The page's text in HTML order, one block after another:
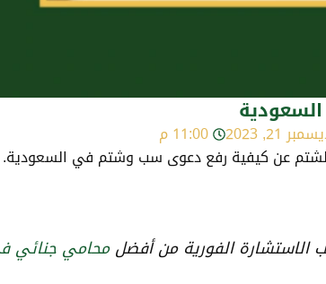
21, 2023
11:00 م
عن كيفية رفع دعوى سب وشتم في
الاستشارة الفورية من أفضلمحامي جنائي